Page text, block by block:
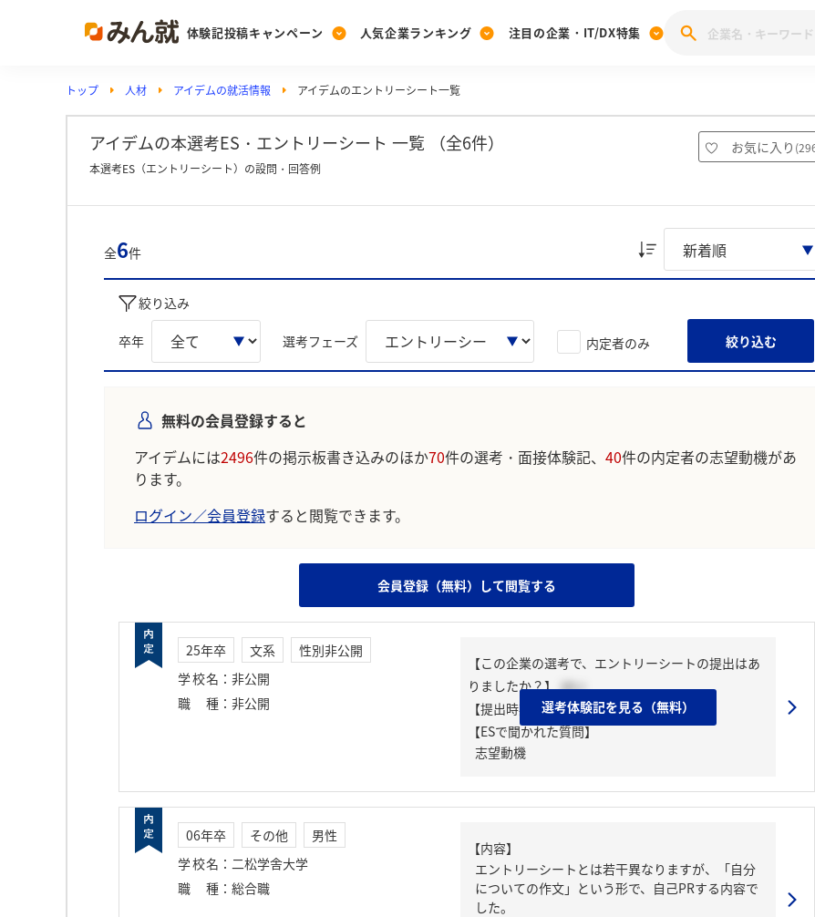
体験記投稿キャンペーン
Post
投稿する
[27卒] 本選考体験記投稿キャンペーン
人気企業ランキング
Ranking
ランキングを見る
Vote みん
注目の企業・IT/DX特集
PickUp
注目の企業特集
28
トップ 人材 アイデムの就活情報 アイデムのエントリーシート一覧
アイデムの本選考ES・エントリーシート 一覧 （全6件） お気に入り (
本選考ES（エントリーシート）の設問・回答例
全6件
絞り込み
卒年 選考フェーズ 内定者のみ 絞り込む
無料の会員登録すると
アイデムには2496件の掲示板書き込みのほか70件の選考・面接体験記、 40件の内定者の志望動機があ
ります。
ログイン／会員登録すると閲覧できます。
会員登録（無料）して閲覧する
25年卒 文系
性別非公開
学校名 ： 非公開
職種 ： 非公開
【この企業の選考で、エントリーシートの提出はあ
りましたか？】 はい
【提出時期】 2024年02月中旬
【ESで聞かれた質問】
志望動機
選考体験記を見る（無料）
06年卒 その他
男性
学校名 ： 二松学舎大学
職種 ： 総合職
【内容】
エントリーシートとは若干異なりますが、「自分
についての作文」という形で、自己PRする内容で
した。